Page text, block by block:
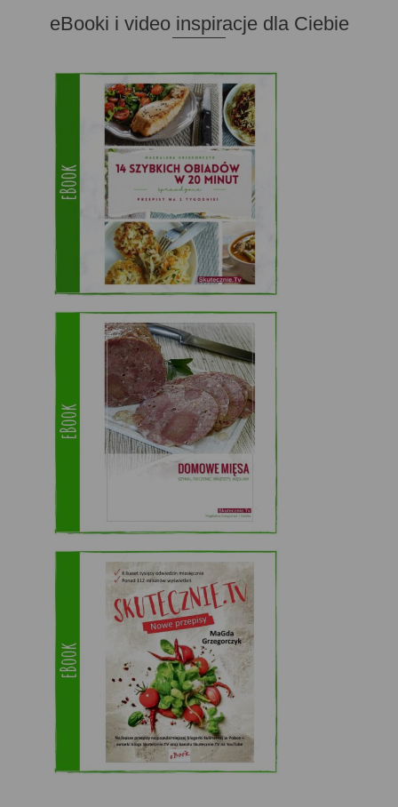
eBooki i video inspiracje dla Ciebie